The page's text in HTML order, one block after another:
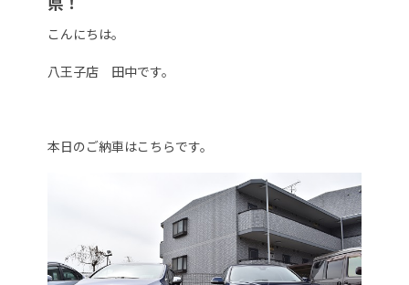
納車blog
会社概要
こんにちは。
八王子店 田中です。
本日のご納車はこちらです。